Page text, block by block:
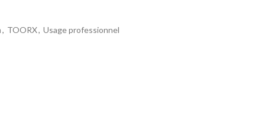
, TOORX, Usage professionnel